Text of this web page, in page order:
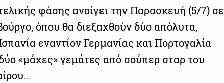
φάσης ανοίγει την Παρασκευή (5/7) σε
όπου θα διεξαχθούν δύο απόλυτα,
εναντίον Γερμανίας και Πορτογαλία
«μάχες» γεμάτες από σούπερ σταρ του